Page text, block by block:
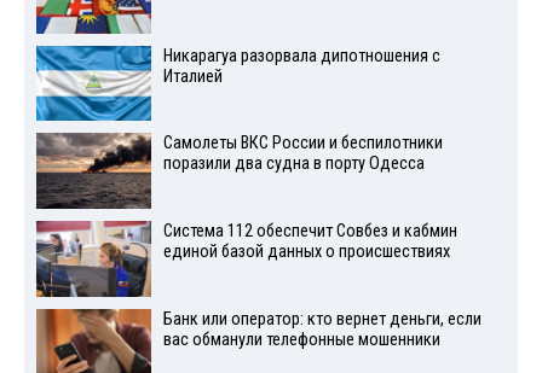
Никарагуа разорвала дипотношения с
Италией
Самолеты ВКС России и беспилотники
поразили два судна в порту Одесса
Система 112 обеспечит Совбез и кабмин
единой базой данных о происшествиях
Банк или оператор: кто вернет деньги, если
вас обманули телефонные мошенники